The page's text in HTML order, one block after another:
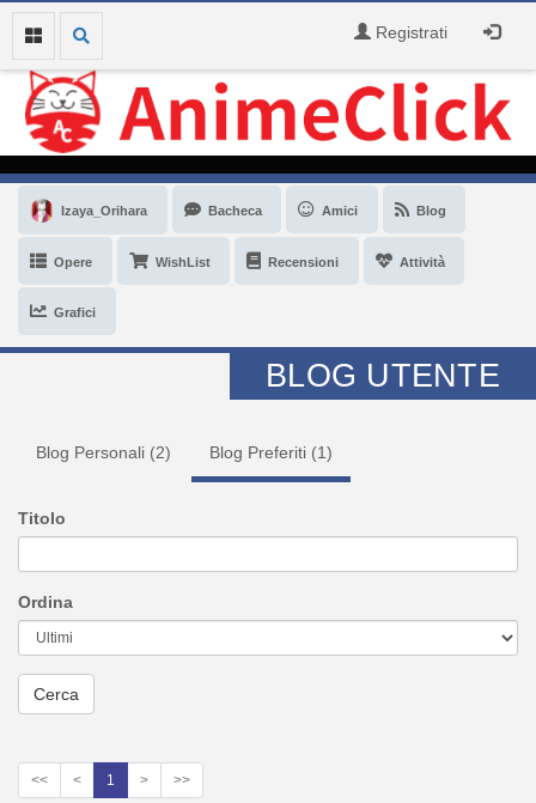
Registrati
Izaya_Orihara Bacheca Amici Blog
Opere WishList Recensioni Attività
Grafici
BLOG UTENTE
Blog Personali (2) Blog Preferiti (1)
Titolo
Ordina
<< < 1 > >>